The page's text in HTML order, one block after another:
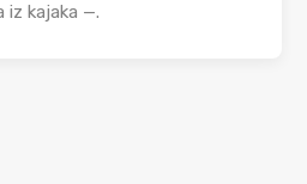
iz kajaka —.